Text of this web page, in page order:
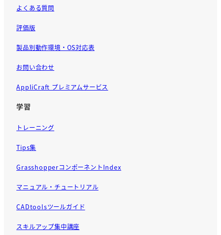
よくある質問
評価版
製品別動作環境・OS対応表
お問い合わせ
AppliCraft プレミアムサービス
学習
トレーニング
Tips集
GrasshopperコンポーネントIndex
マニュアル・チュートリアル
CADtoolsツールガイド
スキルアップ集中講座